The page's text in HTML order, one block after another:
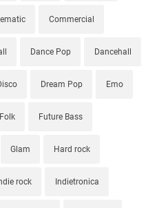
Commercial
Dance Pop Dancehall
Dream Pop Emo
Folk Future Bass
Glam Hard rock
rock Indietronica